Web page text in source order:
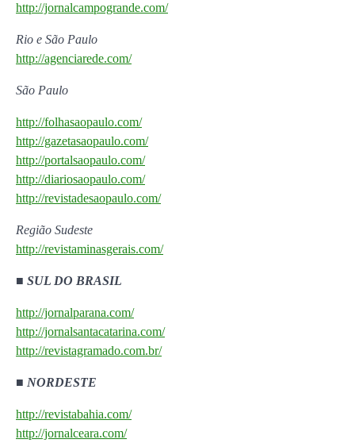
http://jornalcampogrande.com/
Rio e São Paulo
http://agenciarede.com/
São Paulo
http://folhasaopaulo.com/
http://gazetasaopaulo.com/
http://portalsaopaulo.com/
http://diariosaopaulo.com/
http://revistadesaopaulo.com/
Região Sudeste
http://revistaminasgerais.com/
■ SUL DO BRASIL
http://jornalparana.com/
http://jornalsantacatarina.com/
http://revistagramado.com.br/
■ NORDESTE
http://revistabahia.com/
http://jornalceara.com/